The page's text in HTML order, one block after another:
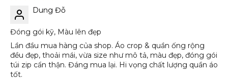
Dung Đỗ
Đóng gói kỹ, Màu lên đẹp
Lần đầu mua hàng của shop. Áo crop & quần ống rộng
đều đẹp, thoải mái, vừa size như mô tả, màu đẹp, đóng gói
túi zip cẩn thận. Đáng mua lại. Hi vọng chất lượng quần áo
tốt.